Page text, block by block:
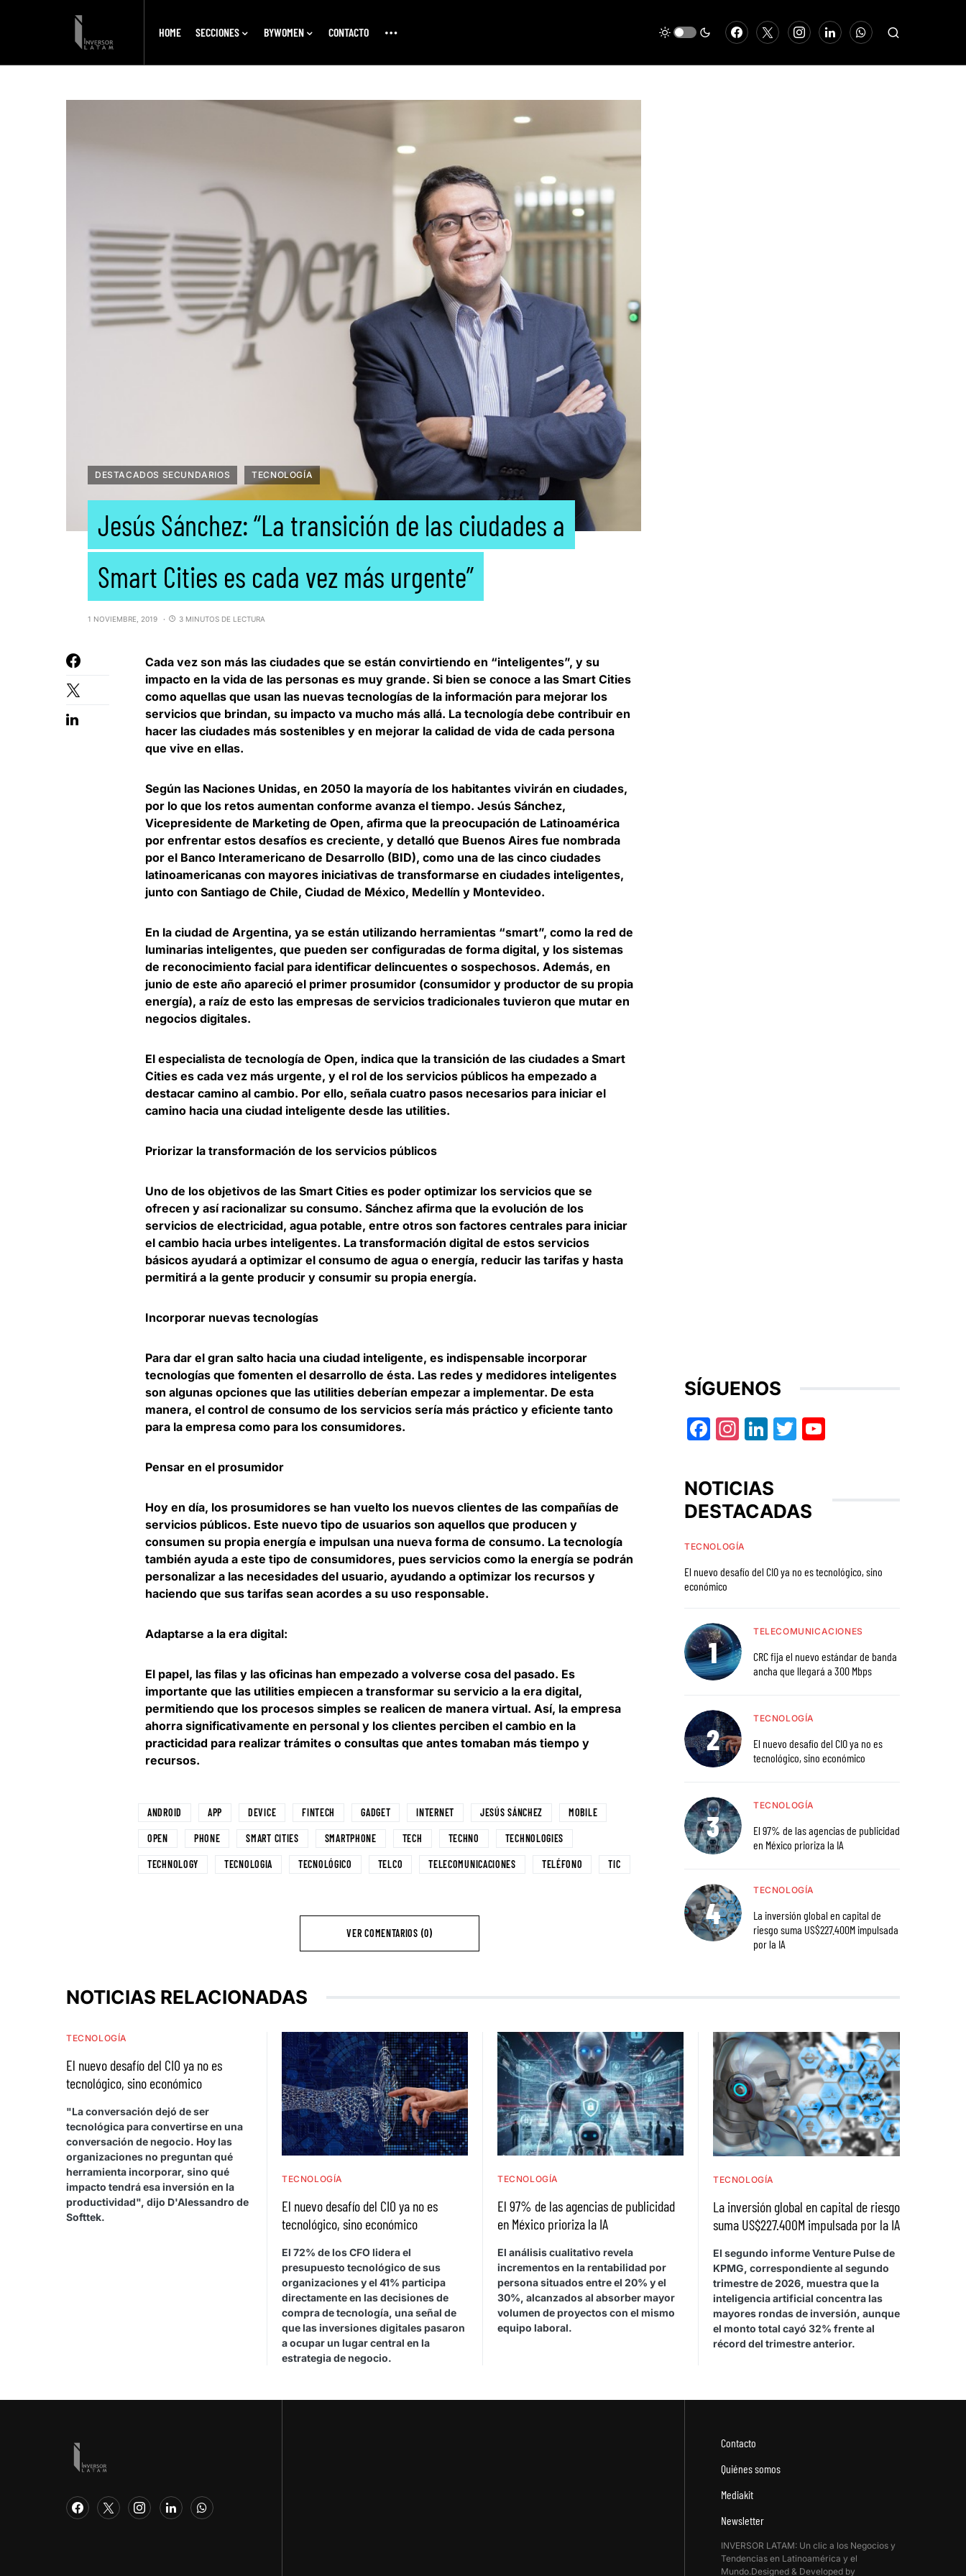
HOME SECCIONES BYWOMEN CONTACTO
DESTACADOS SECUNDARIOS TECNOLOGÍA
Jesús Sánchez: “La transición de las ciudades a
Smart Cities es cada vez más urgente”
1 NOVIEMBRE, 2019 3 MINUTOS DE LECTURA
Cada vez son más las ciudades que se están convirtiendo en “inteligentes”, y su
impacto en la vida de las personas es muy grande. Si bien se conoce a las Smart Cities
como aquellas que usan las nuevas tecnologías de la información para mejorar los
servicios que brindan, su impacto va mucho más allá. La tecnología debe contribuir en
hacer las ciudades más sostenibles y en mejorar la calidad de vida de cada persona
que vive en ellas.
Según las Naciones Unidas, en 2050 la mayoría de los habitantes vivirán en ciudades,
por lo que los retos aumentan conforme avanza el tiempo. Jesús Sánchez,
Vicepresidente de Marketing de Open, afirma que la preocupación de Latinoamérica
por enfrentar estos desafíos es creciente, y detalló que Buenos Aires fue nombrada
por el Banco Interamericano de Desarrollo (BID), como una de las cinco ciudades
latinoamericanas con mayores iniciativas de transformarse en ciudades inteligentes,
junto con Santiago de Chile, Ciudad de México, Medellín y Montevideo.
En la ciudad de Argentina, ya se están utilizando herramientas “smart”, como la red de
luminarias inteligentes, que pueden ser configuradas de forma digital, y los sistemas
de reconocimiento facial para identificar delincuentes o sospechosos. Además, en
junio de este año apareció el primer prosumidor (consumidor y productor de su propia
energía), a raíz de esto las empresas de servicios tradicionales tuvieron que mutar en
negocios digitales.
El especialista de tecnología de Open, indica que la transición de las ciudades a Smart
Cities es cada vez más urgente, y el rol de los servicios públicos ha empezado a
destacar camino al cambio. Por ello, señala cuatro pasos necesarios para iniciar el
camino hacia una ciudad inteligente desde las utilities.
Priorizar la transformación de los servicios públicos
Uno de los objetivos de las Smart Cities es poder optimizar los servicios que se
ofrecen y así racionalizar su consumo. Sánchez afirma que la evolución de los
servicios de electricidad, agua potable, entre otros son factores centrales para iniciar
el cambio hacia urbes inteligentes. La transformación digital de estos servicios
básicos ayudará a optimizar el consumo de agua o energía, reducir las tarifas y hasta
permitirá a la gente producir y consumir su propia energía.
Incorporar nuevas tecnologías
Para dar el gran salto hacia una ciudad inteligente, es indispensable incorporar
tecnologías que fomenten el desarrollo de ésta. Las redes y medidores inteligentes
son algunas opciones que las utilities deberían empezar a implementar. De esta
manera, el control de consumo de los servicios sería más práctico y eficiente tanto
para la empresa como para los consumidores.
Pensar en el prosumidor
Hoy en día, los prosumidores se han vuelto los nuevos clientes de las compañías de
servicios públicos. Este nuevo tipo de usuarios son aquellos que producen y
consumen su propia energía e impulsan una nueva forma de consumo. La tecnología
también ayuda a este tipo de consumidores, pues servicios como la energía se podrán
personalizar a las necesidades del usuario, ayudando a optimizar los recursos y
haciendo que sus tarifas sean acordes a su uso responsable.
Adaptarse a la era digital:
El papel, las filas y las oficinas han empezado a volverse cosa del pasado. Es
importante que las utilities empiecen a transformar su servicio a la era digital,
permitiendo que los procesos simples se realicen de manera virtual. Así, la empresa
ahorra significativamente en personal y los clientes perciben el cambio en la
practicidad para realizar trámites o consultas que antes tomaban más tiempo y
recursos.
ANDROID APP DEVICE FINTECH GADGET INTERNET JESÚS SÁNCHEZ MOBILE
OPEN PHONE SMART CITIES SMARTPHONE TECH TECHNO TECHNOLOGIES
TECHNOLOGY TECNOLOGIA TECNOLÓGICO TELCO TELECOMUNICACIONES TELÉFONO TIC
VER COMENTARIOS (0)
SÍGUENOS
Facebook
Instagram
LinkedIn
Twitter
NOTICIAS
DESTACADAS
TECNOLOGÍA
El nuevo desafío del CIO ya no es tecnológico, sino
económico
TELECOMUNICACIONES
CRC fija el nuevo estándar de banda
ancha que llegará a 300 Mbps
TECNOLOGÍA
El nuevo desafío del CIO ya no es
tecnológico, sino económico
TECNOLOGÍA
El 97% de las agencias de publicidad
en México prioriza la IA
TECNOLOGÍA
La inversión global en capital de
riesgo suma US$227.400M impulsada
por la IA
NOTICIAS RELACIONADAS
TECNOLOGÍA
El nuevo desafío del CIO ya no es
tecnológico, sino económico
"La conversación dejó de ser
tecnológica para convertirse en una
conversación de negocio. Hoy las
organizaciones no preguntan qué
herramienta incorporar, sino qué
impacto tendrá esa inversión en la
productividad", dijo D'Alessandro de
Softtek.
TECNOLOGÍA
El nuevo desafío del CIO ya no es
tecnológico, sino económico
El 72% de los CFO lidera el
presupuesto tecnológico de sus
organizaciones y el 41% participa
directamente en las decisiones de
compra de tecnología, una señal de
que las inversiones digitales pasaron
a ocupar un lugar central en la
estrategia de negocio.
TECNOLOGÍA
El 97% de las agencias de publicidad
en México prioriza la IA
El análisis cualitativo revela
incrementos en la rentabilidad por
persona situados entre el 20% y el
30%, alcanzados al absorber mayor
volumen de proyectos con el mismo
equipo laboral.
TECNOLOGÍA
La inversión global en capital de riesgo
suma US$227.400M impulsada por la IA
El segundo informe Venture Pulse de
KPMG, correspondiente al segundo
trimestre de 2026, muestra que la
inteligencia artificial concentra las
mayores rondas de inversión, aunque
el monto total cayó 32% frente al
récord del trimestre anterior.
Contacto
Quiénes somos
Mediakit
Newsletter
INVERSOR LATAM: Un clic a los Negocios y
Tendencias en Latinoamérica y el
Mundo.Designed & Developed by